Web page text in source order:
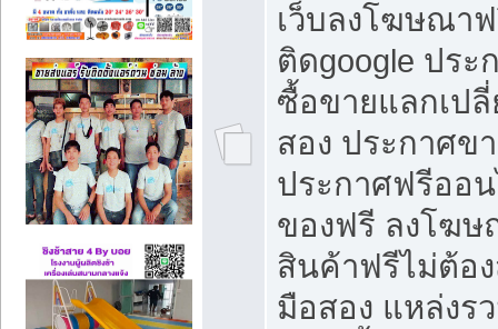
เว็บลงโฆษณา
ติดgoogle ปร
ซื้อขายแลกเป
สอง ประกาศข
ประกาศฟรีออ
ของฟรี ลงโฆ
สินค้าฟรีไม่ต้อ
มือสอง แหล่งร